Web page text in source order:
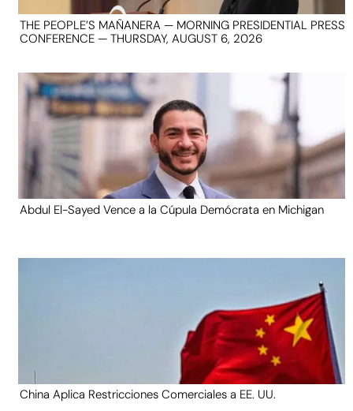
THE PEOPLE’S MAÑANERA — MORNING PRESIDENTIAL PRESS
CONFERENCE — THURSDAY, AUGUST 6, 2026
Abdul El-Sayed Vence a la Cúpula Demócrata en Michigan
China Aplica Restricciones Comerciales a EE. UU.